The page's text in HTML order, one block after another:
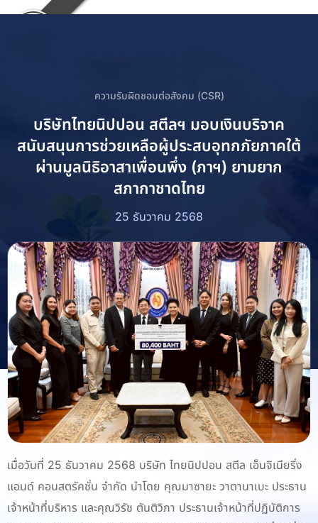
ความรับผิดชอบต่อสังคม (CSR)
บริษัทไทยนิปปอน สตีลฯ มอบเงินบริจาค
สนับสนุนการช่วยเหลือผู้ประสบอุทกภัยภาคใต้
ผ่านมูลนิธิอาสาเพื่อนพึ่ง (ภาฯ) ยามยาก
สภากาชาดไทย
25 ธันวาคม 2568
เมื่อวันที่ 25 ธันวาคม 2568 บริษัท ไทยนิปปอน สตีล เอ็นจิเนียริ่ง
แอนด์ คอนสตรัคชั่น จำกัด นำโดย คุณมาซายะ วาตานาเบะ ประธาน
เจ้าหน้าที่บริหาร และคุณวิรัช ตันติวิภา ประธานเจ้าหน้าที่ปฏิบัติการ